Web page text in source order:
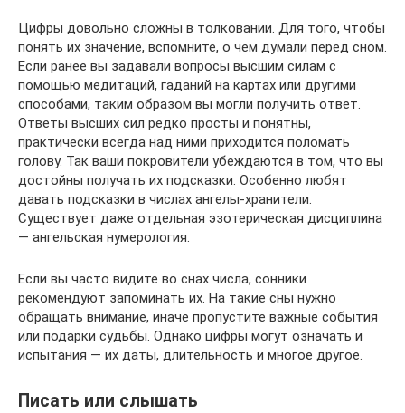
Цифры довольно сложны в толковании. Для того, чтобы
понять их значение, вспомните, о чем думали перед сном.
Если ранее вы задавали вопросы высшим силам с
помощью медитаций, гаданий на картах или другими
способами, таким образом вы могли получить ответ.
Ответы высших сил редко просты и понятны,
практически всегда над ними приходится поломать
голову. Так ваши покровители убеждаются в том, что вы
достойны получать их подсказки. Особенно любят
давать подсказки в числах ангелы-хранители.
Существует даже отдельная эзотерическая дисциплина
— ангельская нумерология.
Если вы часто видите во снах числа, сонники
рекомендуют запоминать их. На такие сны нужно
обращать внимание, иначе пропустите важные события
или подарки судьбы. Однако цифры могут означать и
испытания — их даты, длительность и многое другое.
Писать или слышать